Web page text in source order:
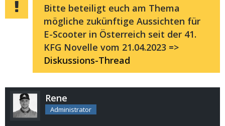
Bitte beteiligt euch am Thema
mögliche zukünftige Aussichten für
E-Scooter in Österreich seit der 41.
KFG Novelle vom 21.04.2023 =>
Diskussions-Thread
Rene
Administrator